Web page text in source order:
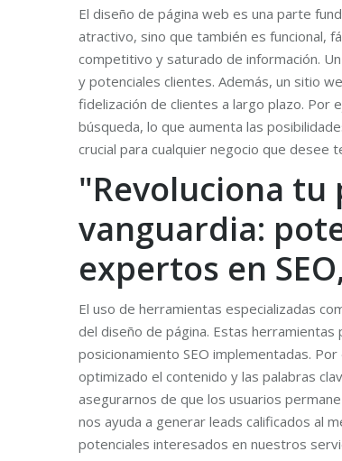
El diseño de página web es una parte
atractivo, sino que también es funcional,
competitivo y saturado de información.
y potenciales clientes. Además, un sitio
fidelización de clientes a largo plazo. Por
búsqueda, lo que aumenta las
crucial para cualquier negocio que desee
"Revoluciona tu
vanguardia:
expertos en
El uso de herramientas especializadas
del diseño de página. Estas
posicionamiento SEO implementadas.
optimizado el contenido y las palabras
asegurarnos de que los usuarios
nos ayuda a generar leads calificados al
potenciales interesados en nuestros